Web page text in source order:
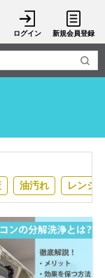
ログイン 新規会員登録
油汚れ レンジ